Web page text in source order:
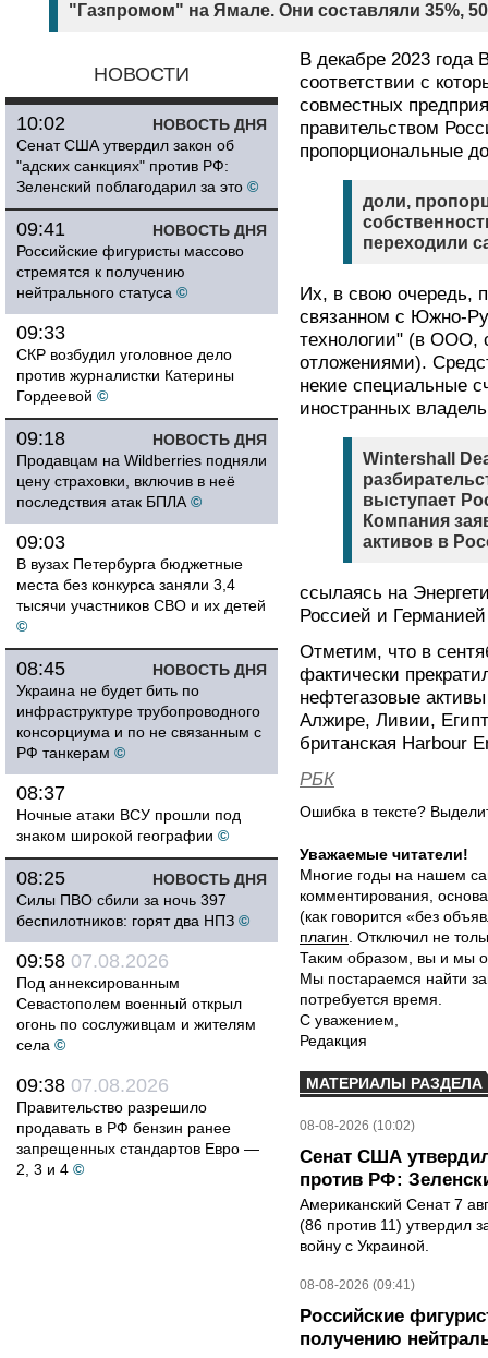
"Газпромом" на Ямале. Они составляли 35%,
НОВОСТИ
НОВОСТЬ ДНЯ
10:02
Сенат США утвердил закон об
"адских санкциях" против РФ:
Зеленский поблагодарил за это ©
НОВОСТЬ ДНЯ
09:41
Российские фигуристы массово
стремятся к получению
нейтрального статуса ©
09:33
СКР возбудил уголовное дело
против журналистки Катерины
Гордеевой ©
НОВОСТЬ ДНЯ
09:18
Продавцам на Wildberries подняли
цену страховки, включив в неё
последствия атак БПЛА ©
09:03
В вузах Петербурга бюджетные
места без конкурса заняли 3,4
тысячи участников СВО и их детей
©
НОВОСТЬ ДНЯ
08:45
Украина не будет бить по
инфраструктуре трубопроводного
консорциума и по не связанным с
РФ танкерам ©
08:37
Ночные атаки ВСУ прошли под
знаком широкой географии ©
НОВОСТЬ ДНЯ
08:25
Силы ПВО сбили за ночь 397
беспилотников: горят два НПЗ ©
09:58 07.08.2026
Под аннексированным
Севастополем военный открыл
огонь по сослуживцам и жителям
села ©
09:38 07.08.2026
Правительство разрешило
продавать в РФ бензин ранее
запрещенных стандартов Евро —
2, 3 и 4 ©
В декабре 2023 года
соответствии с
совместных
правительством
пропорциональные
доли,
переходили
Их, в свою очередь,
связанном с Южно-
технологии" (в ООО,
отложениями).
некие специальные
иностранных
Wintershall
выступает
Компания
активов в
ссылаясь на
Россией и
Отметим, что в
фактически
нефтегазовые
Алжире, Ливии,
британская Harbour
РБК
Ошибка в тексте?
Уважаемые читатели!
Многие годы на нашем
комментирования,
(как говорится «без
плагин . Отключил не
Таким образом, вы и мы
Мы постараемся найти
потребуется время.
С уважением,
Редакция
МАТЕРИАЛЫ РАЗДЕЛА
08-08-2026 (10:02)
Сенат США
против РФ:
Американский Сенат 7
(86 против 11) утвердил
войну с Украиной.
08-08-2026 (09:41)
Российские
получению